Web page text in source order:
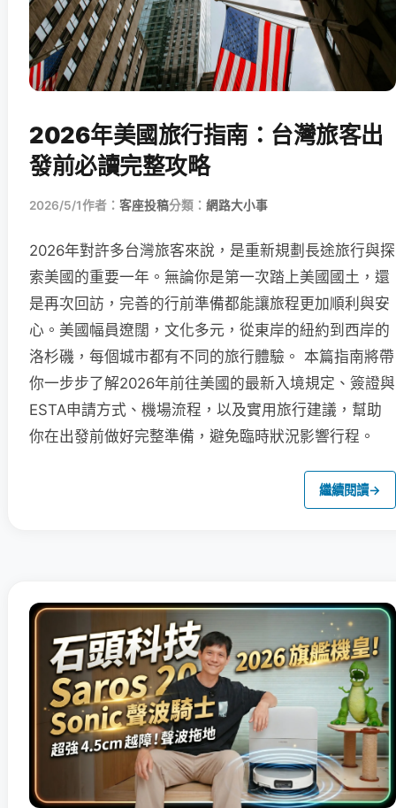
2026年美國旅行指南：台灣旅客出
發前必讀完整攻略
2026/5/1作者： 客座投稿分類： 網路大小事
2026年對許多台灣旅客來說，是重新規劃長途旅行與探
索美國的重要一年。無論你是第一次踏上美國國土，還
是再次回訪，完善的行前準備都能讓旅程更加順利與安
心。美國幅員遼闊，文化多元，從東岸的紐約到西岸的
洛杉磯，每個城市都有不同的旅行體驗。 本篇指南將帶
你一步步了解2026年前往美國的最新入境規定、簽證與
ESTA申請方式、機場流程，以及實用旅行建議，幫助
你在出發前做好完整準備，避免臨時狀況影響行程。
繼續閱讀→